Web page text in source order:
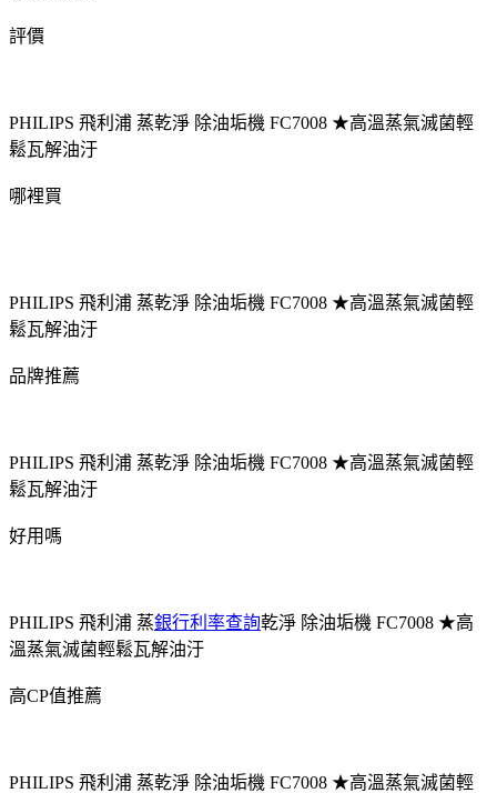
評價
PHILIPS 飛利浦 蒸乾淨 除油垢機 FC7008 ★高溫蒸氣滅菌輕
鬆瓦解油汙
哪裡買
PHILIPS 飛利浦 蒸乾淨 除油垢機 FC7008 ★高溫蒸氣滅菌輕
鬆瓦解油汙
品牌推薦
PHILIPS 飛利浦 蒸乾淨 除油垢機 FC7008 ★高溫蒸氣滅菌輕
鬆瓦解油汙
好用嗎
PHILIPS 飛利浦 蒸銀行利率查詢乾淨 除油垢機 FC7008 ★高
溫蒸氣滅菌輕鬆瓦解油汙
高CP值推薦
PHILIPS 飛利浦 蒸乾淨 除油垢機 FC7008 ★高溫蒸氣滅菌輕